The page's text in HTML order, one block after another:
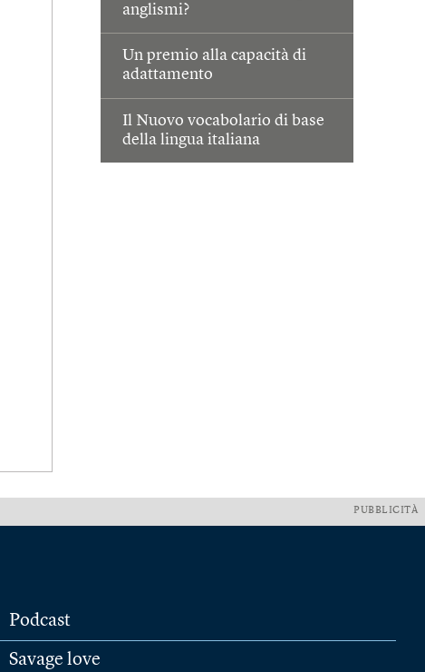
anglismi?
Un premio alla capacità di
adattamento
Il Nuovo vocabolario di base
della lingua italiana
PUBBLICITÀ
Podcast
Savage love